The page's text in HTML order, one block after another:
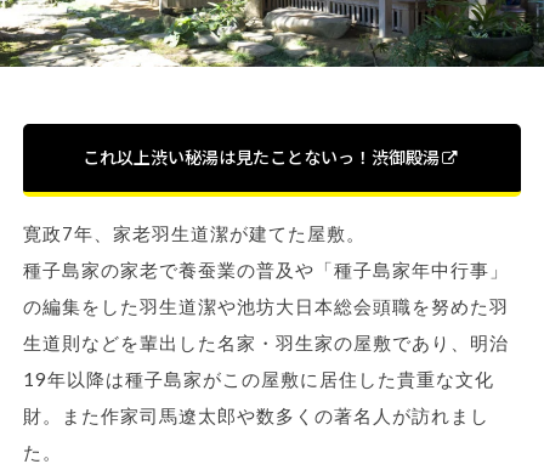
これ以上渋い秘湯は見たことないっ！渋御殿湯
寛政7年、家老羽生道潔が建てた屋敷。
種子島家の家老で養蚕業の普及や「種子島家年中行事」
の編集をした羽生道潔や池坊大日本総会頭職を努めた羽
生道則などを輩出した名家・羽生家の屋敷であり、明治
19年以降は種子島家がこの屋敷に居住した貴重な文化
財。また作家司馬遼太郎や数多くの著名人が訪れまし
た。